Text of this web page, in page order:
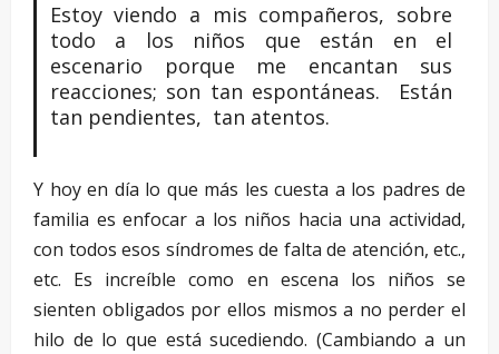
Estoy viendo a mis compañeros, sobre
todo a los niños que están en el
escenario porque me encantan sus
reacciones; son tan espontáneas. Están
tan pendientes, tan atentos.
Y hoy en día lo que más les cuesta a los padres de
familia es enfocar a los niños hacia una actividad,
con todos esos síndromes de falta de atención, etc.,
etc. Es increíble como en escena los niños se
sienten obligados por ellos mismos a no perder el
hilo de lo que está sucediendo. (Cambiando a un